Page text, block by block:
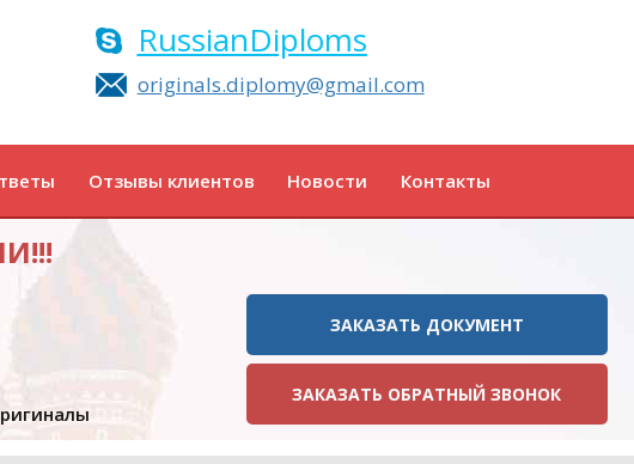
RussianDiploms
originals.diplomy@gmail.com
Отзывы клиентов Новости Контакты
ЗАКАЗАТЬ ДОКУМЕНТ
ЗАКАЗАТЬ ОБРАТНЫЙ ЗВОНОК